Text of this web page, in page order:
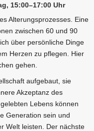
15:00–17:00 Uhr
Alterungsprozesses. Eine
zwischen 60 und 90
über persönliche Dinge
Herzen zu pflegen. Hier
gehen.
aufgebaut, sie
Akzeptanz des
Lebens können
Generation sein und
Welt leisten. Der nächste